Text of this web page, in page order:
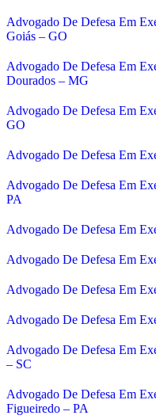
Advogado De Defesa Em
Goiás – GO
Advogado De Defesa Em
Dourados – MG
Advogado De Defesa Em
GO
Advogado De Defesa Em
Advogado De Defesa Em
PA
Advogado De Defesa Em
Advogado De Defesa Em
Advogado De Defesa Em
Advogado De Defesa Em
Advogado De Defesa Em
– SC
Advogado De Defesa Em
Figueiredo – PA